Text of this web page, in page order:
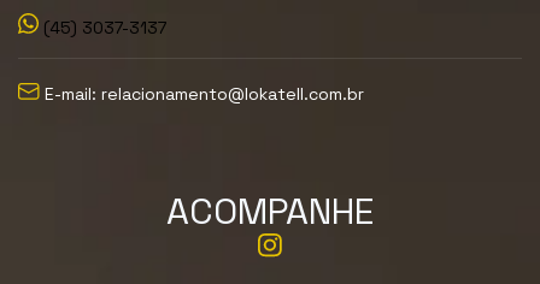
(45) 3037-3137
E-mail: relacionamento@lokatell.com.br
ACOMPANHE